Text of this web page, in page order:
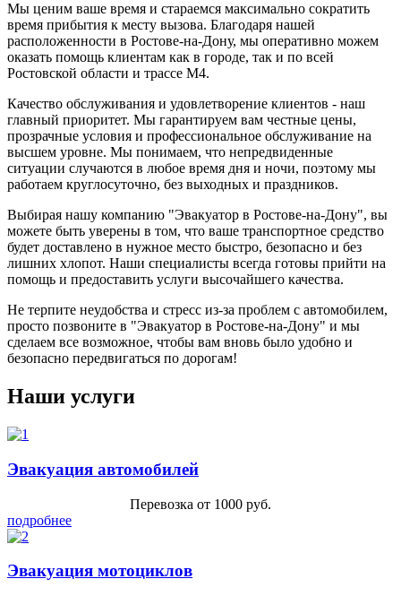
Мы ценим ваше время и стараемся максимально сократить
время прибытия к месту вызова. Благодаря нашей
расположенности в Ростове-на-Дону, мы оперативно можем
оказать помощь клиентам как в городе, так и по всей
Ростовской области и трассе М4.
Качество обслуживания и удовлетворение клиентов - наш
главный приоритет. Мы гарантируем вам честные цены,
прозрачные условия и профессиональное обслуживание на
высшем уровне. Мы понимаем, что непредвиденные
ситуации случаются в любое время дня и ночи, поэтому мы
работаем круглосуточно, без выходных и праздников.
Выбирая нашу компанию "Эвакуатор в Ростове-на-Дону", вы
можете быть уверены в том, что ваше транспортное средство
будет доставлено в нужное место быстро, безопасно и без
лишних хлопот. Наши специалисты всегда готовы прийти на
помощь и предоставить услуги высочайшего качества.
Не терпите неудобства и стресс из-за проблем с автомобилем,
просто позвоните в "Эвакуатор в Ростове-на-Дону" и мы
сделаем все возможное, чтобы вам вновь было удобно и
безопасно передвигаться по дорогам!
Наши услуги
Эвакуация автомобилей
Перевозка от 1000 руб.
подробнее
Эвакуация мотоциклов